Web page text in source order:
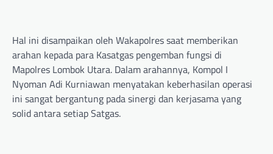
Hal ini disampaikan oleh Wakapolres saat memberikan
arahan kepada para Kasatgas pengemban fungsi di
Mapolres Lombok Utara. Dalam arahannya, Kompol I
Nyoman Adi Kurniawan menyatakan keberhasilan operasi
ini sangat bergantung pada sinergi dan kerjasama yang
solid antara setiap Satgas.